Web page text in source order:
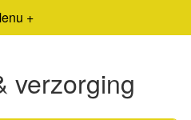
+
verzorging